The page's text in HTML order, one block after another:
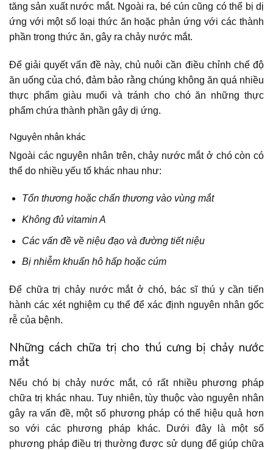
tăng sản xuất nước mắt. Ngoài ra, bé cún cũng có thể bị dị
ứng với một số loại thức ăn hoặc phản ứng với các thành
phần trong thức ăn, gây ra chảy nước mắt.
Để giải quyết vấn đề này, chủ nuôi cần điều chỉnh chế độ
ăn uống của chó, đảm bảo rằng chúng không ăn quá nhiều
thực phẩm giàu muối và tránh cho chó ăn những thực
phẩm chứa thành phần gây dị ứng.
Nguyên nhân khác
Ngoài các nguyên nhân trên, chảy nước mắt ở chó còn có
thể do nhiều yếu tố khác nhau như:
Tổn thương hoặc chấn thương vào vùng mắt
Không đủ vitamin A
Các vấn đề về niệu đạo và đường tiết niệu
Bị nhiễm khuẩn hô hấp hoặc cúm
Để chữa trị chảy nước mắt ở chó, bác sĩ thú y cần tiến
hành các xét nghiệm cụ thể để xác định nguyên nhân gốc
rễ của bệnh.
Những cách chữa trị cho thú cưng bị chảy nước
mắt
Nếu chó bị chảy nước mắt, có rất nhiều phương pháp
chữa trị khác nhau. Tuy nhiên, tùy thuộc vào nguyên nhân
gây ra vấn đề, một số phương pháp có thể hiệu quả hơn
so với các phương pháp khác. Dưới đây là một số
phương pháp điều trị thường được sử dụng để giúp chữa